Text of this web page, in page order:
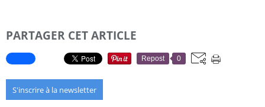
PARTAGER CET ARTICLE
Repost 0
S'inscrire à la newsletter